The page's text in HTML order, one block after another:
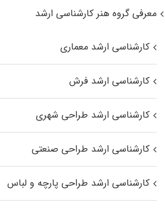
معرفی گروه هنر کارشناسی ارشد
کارشناسی ارشد معماری
کارشناسی ارشد فرش
کارشناسی ارشد طراحی شهری
کارشناسی ارشد طراحی صنعتی
کارشناسی ارشد طراحی پارچه و لباس